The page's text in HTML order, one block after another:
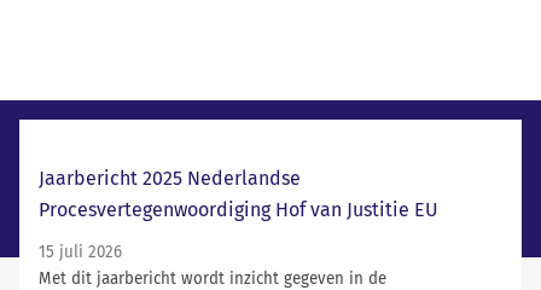
Jaarbericht 2025 Nederlandse
Procesvertegenwoordiging Hof van Justitie EU
15 juli 2026
Met dit jaarbericht wordt inzicht gegeven in de